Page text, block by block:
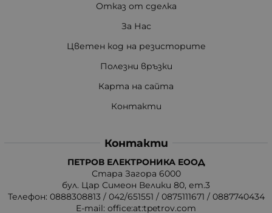
Отказ от сделка
За Нас
Цветен код на резисторите
Полезни връзки
Карта на сайта
Контакти
Контакти
ПЕТРОВ ЕЛЕКТРОНИКА ЕООД
Стара Загора 6000
бул. Цар Симеон Велики 80, ет.3
Телефон: 0888308813 / 042/651551 / 0875111671 / 0887740434
E-mail: office:at:tpetrov.com